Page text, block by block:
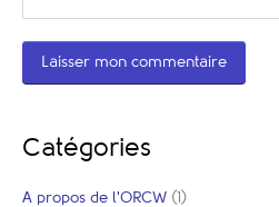
Catégories
A propos de l'ORCW (1)